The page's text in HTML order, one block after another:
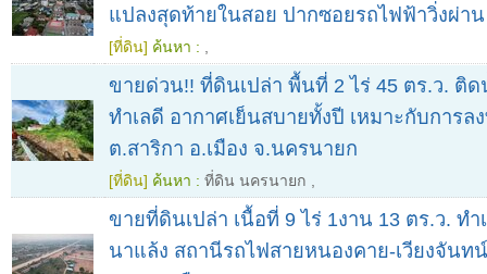
แปลงสุดท้ายในสอย ปากซอยรถไฟฟ้าวิ่งผ่าน
[ที่ดิน] ค้นหา :
ขายด่วน!! ที่ดินเปล่า พื้นที่ 2 ไร่ 45 ตร.ว. ติ
ทำเลดี​ อากาศเย็นสบายทั้งปี เหมาะกับการล
ต.สาริกา อ.เมือง จ.นครนายก
[ที่ดิน] ค้นหา : ที่ดิน นครนายก
ขายที่ดินเปล่า เนื้อที่ 9 ไร่ 1งาน 13 ตร.ว. ท
นาแล้ง สถานีรถไฟสายหนองคาย-เวียงจันท